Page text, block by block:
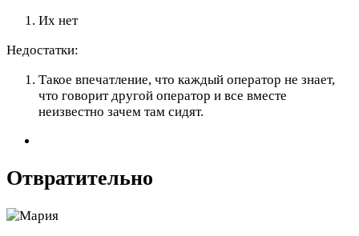
Их нет
Недостатки:
Такое впечатление, что каждый оператор не знает,
что говорит другой оператор и все вместе
неизвестно зачем там сидят.
Отвратительно